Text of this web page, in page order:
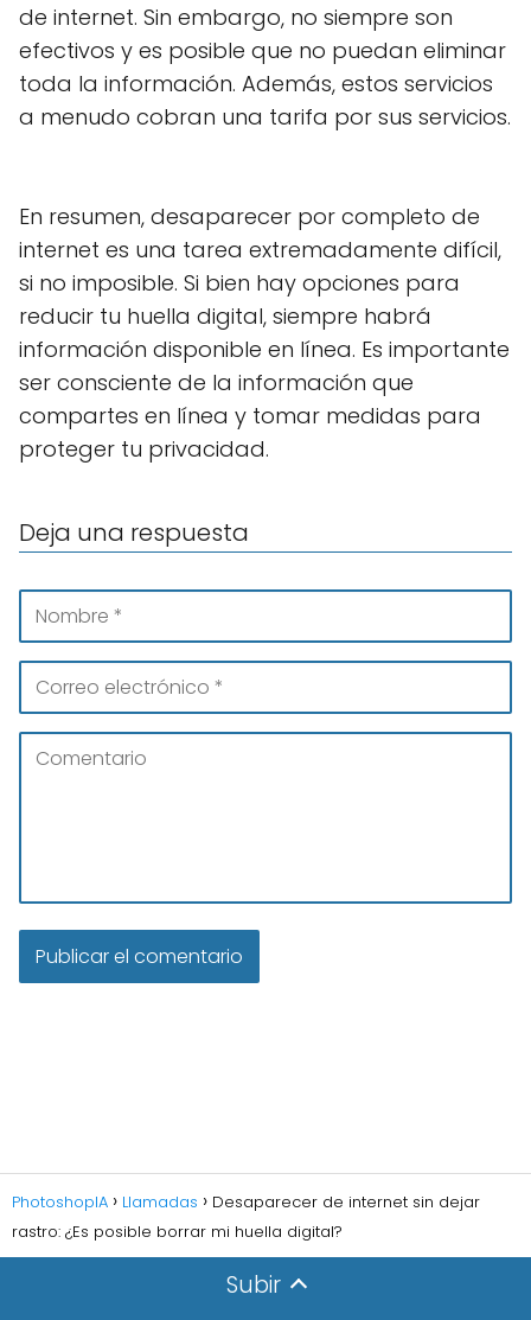
de internet. Sin embargo, no siempre son
efectivos y es posible que no puedan eliminar
toda la información. Además, estos servicios
a menudo cobran una tarifa por sus servicios.
En resumen, desaparecer por completo de
internet es una tarea extremadamente difícil,
si no imposible. Si bien hay opciones para
reducir tu huella digital, siempre habrá
información disponible en línea. Es importante
ser consciente de la información que
compartes en línea y tomar medidas para
proteger tu privacidad.
Deja una respuesta
PhotoshopIA Llamadas
Desaparecer de internet sin dejar
rastro: ¿Es posible borrar mi huella digital?
Subir